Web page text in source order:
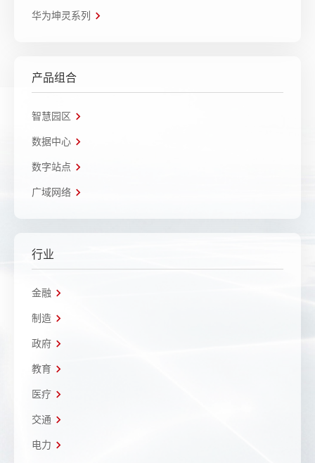
华为坤灵系列
产品组合
智慧园区
数据中心
数字站点
广域网络
行业
金融
制造
政府
教育
医疗
交通
电力